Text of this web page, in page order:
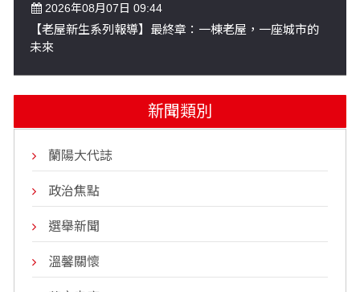
2026年08月07日 09:44
【老屋新生系列報導】最終章：一棟老屋，一座城市的
未來
新聞類別
蘭陽大代誌
政治焦點
選舉新聞
溫馨關懷